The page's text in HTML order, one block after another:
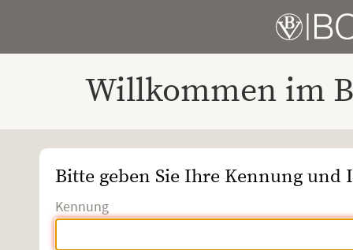
Willkommen im
Bitte geben Sie Ihre Kennung und
Kennung